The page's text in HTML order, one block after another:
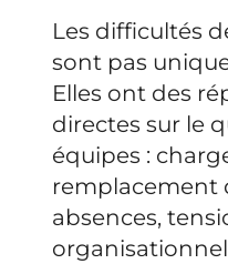
Les difficultés
sont pas
Elles ont des
directes sur le
équipes :
remplacement
absences,